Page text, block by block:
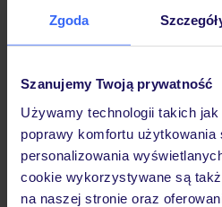
Zgoda
Szanujemy Twoją prywatność
Używamy technologii takich
poprawy komfortu użytkowania
personalizowania
cookie wykorzystywane są
na naszej stronie oraz
Sprawdź
wariantów
Dlaczego warto